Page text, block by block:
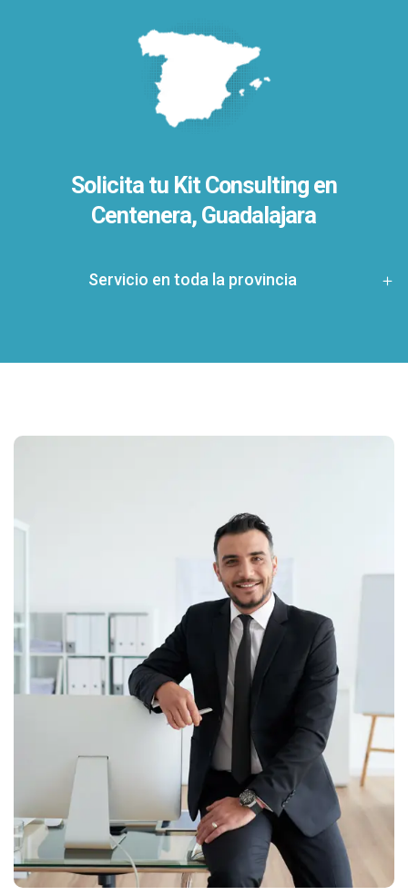
Solicita tu Kit Consulting en
Centenera, Guadalajara
Servicio en toda la provincia